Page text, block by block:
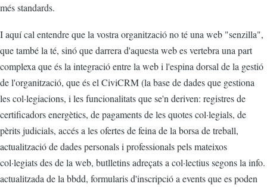
més standards.
I aquí cal entendre que la vostra organització no té una web "senzilla",
que també la té, sinó que darrera d'aquesta web es vertebra una part
complexa que és la integració entre la web i l'espina dorsal de la gestió
de l'organització, que és el CiviCRM (la base de dades que gestiona
les col·legiacions, i les funcionalitats que se'n deriven: registres de
certificadors energètics, de pagaments de les quotes col·legials, de
pèrits judicials, accés a les ofertes de feina de la borsa de treball,
actualització de dades personals i professionals pels mateixos
col·legiats des de la web, butlletins adreçats a col·lectius segons la info.
actualitzada de la bbdd, formularis d'inscripció a events que es poden